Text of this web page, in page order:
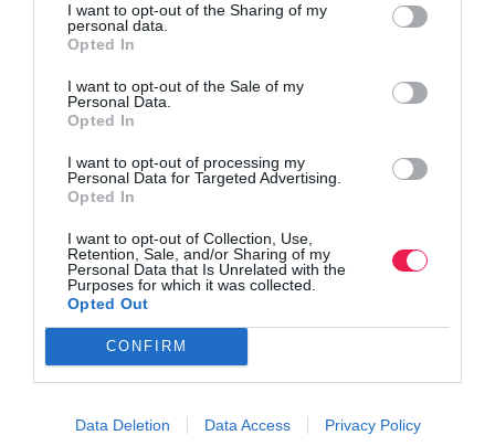
I want to opt-out of the Sharing of my
personal data.
Opted In
I want to opt-out of the Sale of my
Personal Data.
Opted In
I want to opt-out of processing my
Personal Data for Targeted Advertising.
Opted In
I want to opt-out of Collection, Use,
Retention, Sale, and/or Sharing of my
Personal Data that Is Unrelated with the
Purposes for which it was collected.
Opted Out
CONFIRM
Data Deletion Data Access Privacy Policy
Τι πρέπει να καταγράφει ένας δρομέας;
Πάρε χαρτί και μολύβι…